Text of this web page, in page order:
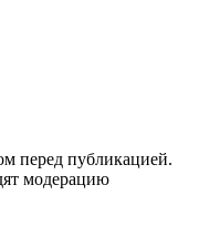
перед публикацией.
модерацию